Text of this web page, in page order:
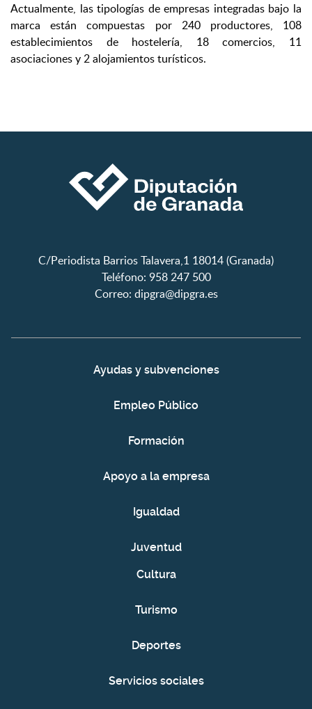
Actualmente, las tipologías de empresas integradas bajo la
marca están compuestas por 240 productores, 108
establecimientos de hostelería, 18 comercios, 11
asociaciones y 2 alojamientos turísticos.
C/Periodista Barrios Talavera,1 18014 (Granada)
Teléfono: 958 247 500
Correo: dipgra@dipgra.es
Ayudas y subvenciones
Empleo Público
Formación
Apoyo a la empresa
Igualdad
Juventud
Cultura
Turismo
Deportes
Servicios sociales